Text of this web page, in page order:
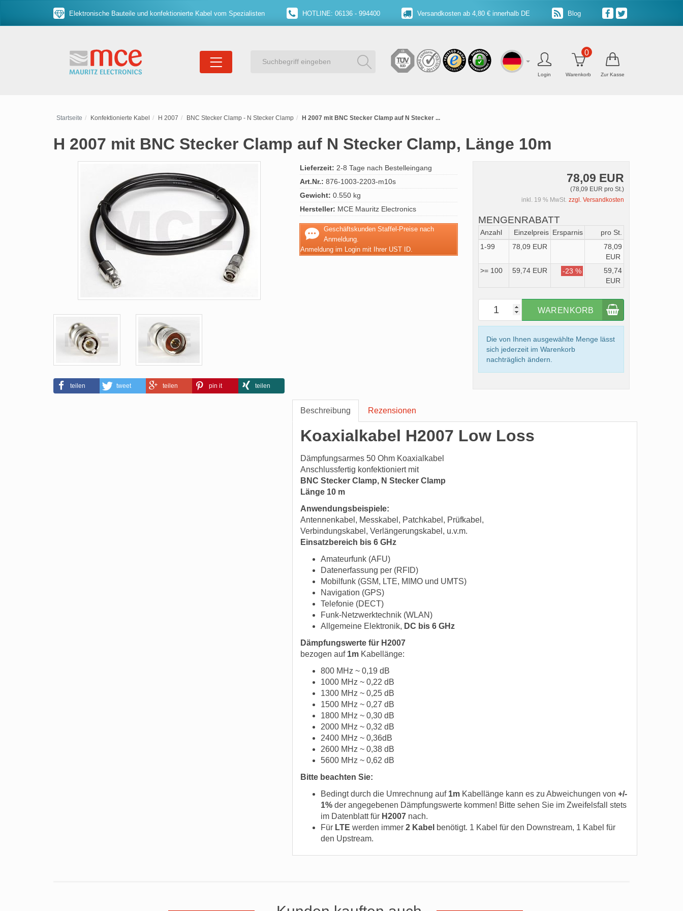
Elektronische Bauteile und konfektionierte Kabel vom Spezialisten HOTLINE: 06136 - 994400 Versandkosten ab 4,80 € innerhalb DE Blog
Login Warenkorb
0
Zur Kasse
Startseite Konfektionierte Kabel H 2007 BNC Stecker Clamp - N Stecker Clamp H 2007 mit BNC Stecker Clamp auf N Stecker ...
H 2007 mit BNC Stecker Clamp auf N Stecker Clamp, Länge 10m
teilen tweet teilen pin it teilen
Lieferzeit: 2-8 Tage nach Bestelleingang
Art.Nr.: 876-1003-2203-m10s
Gewicht: 0.550 kg
Hersteller: MCE Mauritz Electronics
Geschäftskunden Staffel-Preise nach
Anmeldung.
Anmeldung im Login mit Ihrer UST ID.
78,09 EUR
(78,09 EUR pro St.)
inkl. 19 % MwSt. zzgl. Versandkosten
MENGENRABATT
Anzahl Einzelpreis Ersparnis
pro St.
1-99
78,09 EUR
78,09
EUR
>= 100
59,74 EUR -23 %
59,74
EUR
WARENKORB
Die von Ihnen ausgewählte Menge lässt
sich jederzeit im Warenkorb
nachträglich ändern.
Beschreibung Rezensionen
Koaxialkabel H2007 Low Loss
Dämpfungsarmes 50 Ohm Koaxialkabel
Anschlussfertig konfektioniert mit
BNC Stecker Clamp, N Stecker Clamp
Länge 10 m
Anwendungsbeispiele:
Antennenkabel, Messkabel, Patchkabel, Prüfkabel,
Verbindungskabel, Verlängerungskabel, u.v.m.
Einsatzbereich bis 6 GHz
Amateurfunk (AFU)
Datenerfassung per (RFID)
Mobilfunk (GSM, LTE, MIMO und UMTS)
Navigation (GPS)
Telefonie (DECT)
Funk-Netzwerktechnik (WLAN)
Allgemeine Elektronik, DC bis 6 GHz
Dämpfungswerte für H2007
bezogen auf 1m Kabellänge:
800 MHz ~ 0,19 dB
1000 MHz ~ 0,22 dB
1300 MHz ~ 0,25 dB
1500 MHz ~ 0,27 dB
1800 MHz ~ 0,30 dB
2000 MHz ~ 0,32 dB
2400 MHz ~ 0,36dB
2600 MHz ~ 0,38 dB
5600 MHz ~ 0,62 dB
Bitte beachten Sie:
Bedingt durch die Umrechnung auf 1m Kabellänge kann es zu Abweichungen von +/-
1% der angegebenen Dämpfungswerte kommen! Bitte sehen Sie im Zweifelsfall stets
im Datenblatt für H2007 nach.
Für LTE werden immer 2 Kabel benötigt. 1 Kabel für den Downstream, 1 Kabel für
den Upstream.